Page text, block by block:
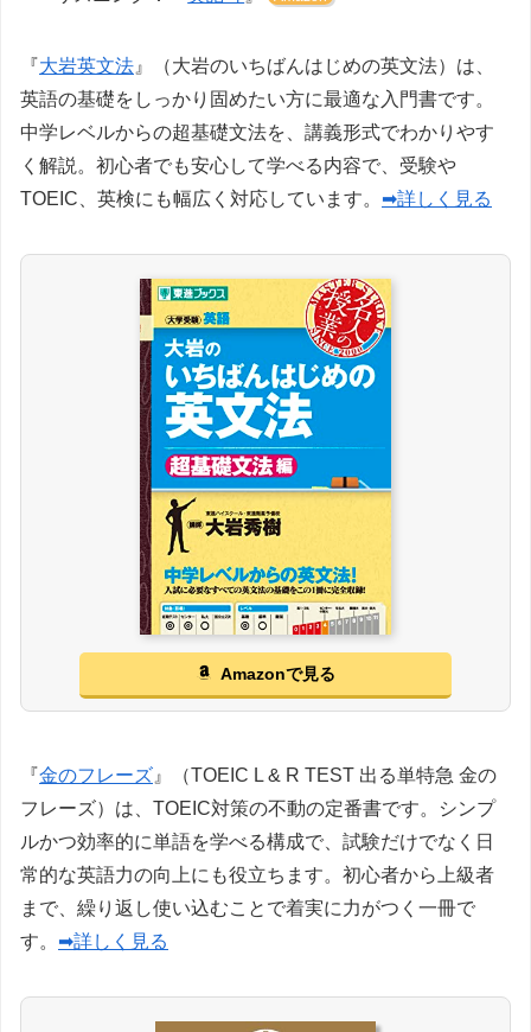
『大岩英文法 』（大岩のいちばんはじめの英文法）は、
英語の基礎をしっかり固めたい方に最適な入門書です。
中学レベルからの超基礎文法を、講義形式でわかりやす
く解説。初心者でも安心して学べる内容で、受験や
TOEIC、英検にも幅広く対応しています。 ➡詳しく見る
Amazonで見る
『金のフレーズ 』（TOEIC L & R TEST 出る単特急 金の
フレーズ）は、TOEIC対策の不動の定番書です。シンプ
ルかつ効率的に単語を学べる構成で、試験だけでなく日
常的な英語力の向上にも役立ちます。初心者から上級者
まで、繰り返し使い込むことで着実に力がつく一冊で
す。 ➡詳しく見る